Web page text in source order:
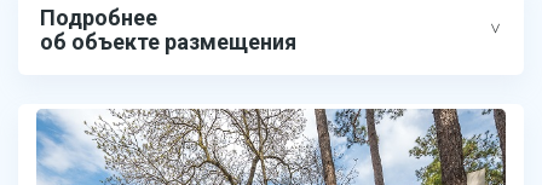
Подробнее
об объекте размещения